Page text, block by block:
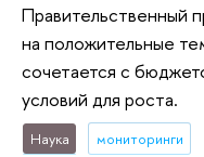
Правительственный
на положительные
сочетается с
условий для роста.
Наука мониторинги